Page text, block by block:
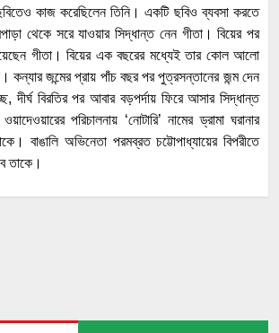
কাজ করেছিলেন তিনি। একটি ছবিও ব্যবসা করতে
থেকে সরে যাওয়ার সিদ্ধান্ত নেন গীতা। বিয়ের পর
গীতা। বিয়ের এক বছরের মধ্যেই তার কোল আলো
জন্মের প্রায় পাঁচ বছর পর পুত্রসন্তানের জন্ম দেন
দীর্ঘ বিরতির পর আবার বড়পর্দায় ফিরে আসার সিদ্ধান্ত
পরিচালনায় ‘নোটারি’ নামের ড্রামা ঘরানার
বাঙালি অভিনেতা পরমব্রত চট্টোপাধ্যায়ের বিপরীতে
তাকে।